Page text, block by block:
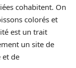
cohabitent. On
colorés et
est un trait
un site de
et de